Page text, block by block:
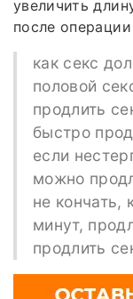
увеличить
после
как секс
половой
продлить
быстро
если
можно
не кончать,
минут,
продлить